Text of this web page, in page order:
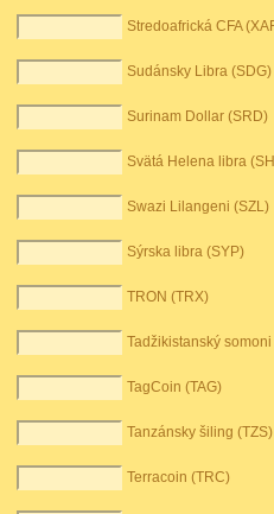
Stredoafrická CFA
Sudánsky Libra (SDG)
Surinam Dollar (SRD)
Svätá Helena libra
Swazi Lilangeni (SZL)
Sýrska libra (SYP)
TRON (TRX)
Tadžikistanský somoni
TagCoin (TAG)
Tanzánsky šiling (TZS)
Terracoin (TRC)